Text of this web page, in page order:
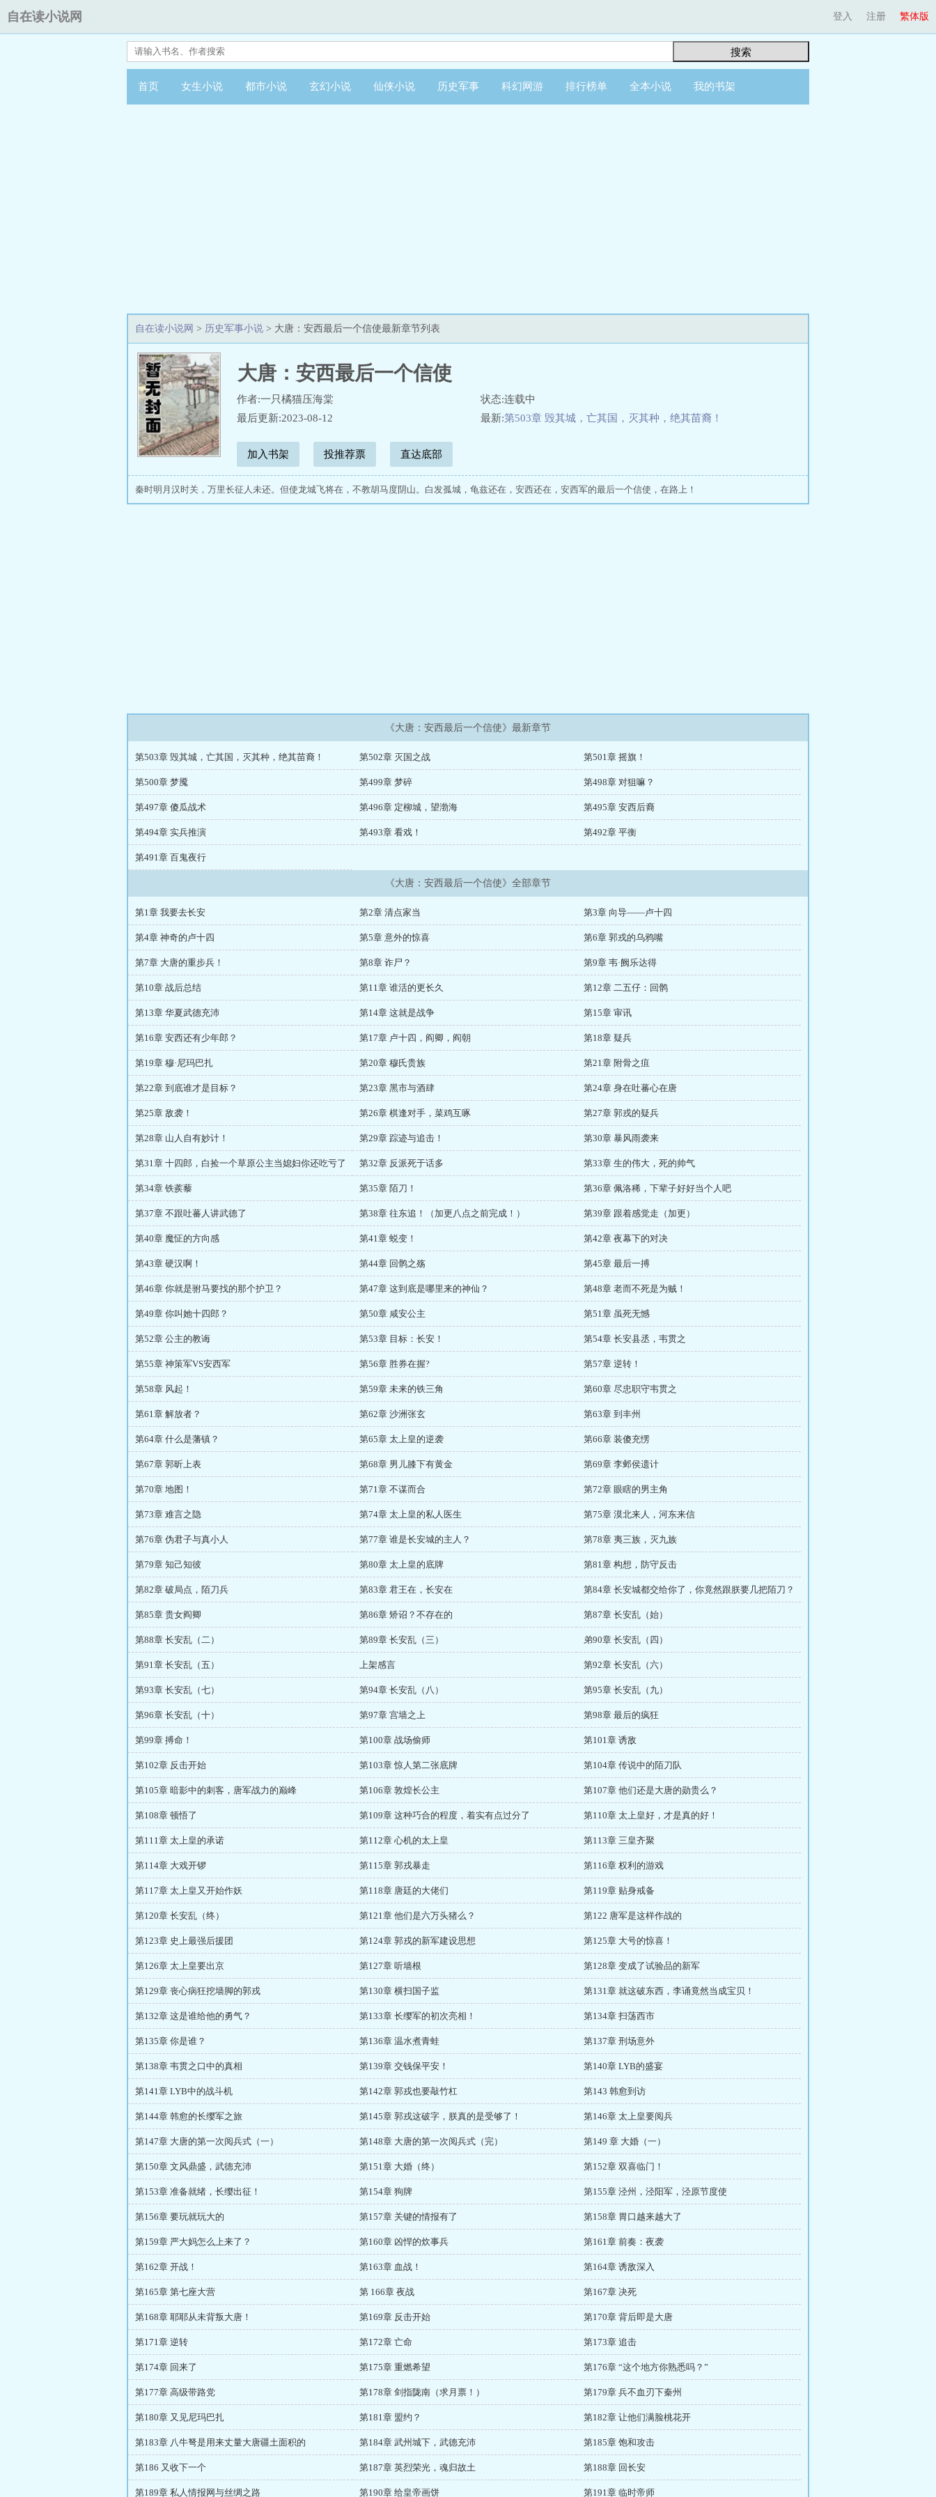
自在读小说网 繁体版
登入 注册
搜索
首页 女生小说 都市小说 玄幻小说 仙侠小说 历史军事 科幻网游 排行榜单 全本小说 我的书架
自在读小说网 > 历史军事小说 > 大唐：安西最后一个信使最新章节列表
大唐：安西最后一个信使
作者:一只橘猫压海棠
状态:连载中
最后更新:2023-08-12
最新:第503章 毁其城，亡其国，灭其种，绝其苗裔！
加入书架 投推荐票 直达底部
秦时明月汉时关，万里长征人未还。但使龙城飞将在，不教胡马度阴山。白发孤城，龟兹还在，安西还在，安西军的最后一个信使，在路上！
《大唐：安西最后一个信使》最新章节
第503章 毁其城，亡其国，灭其种，绝其苗裔！ 第502章 灭国之战 第501章 摇旗！
第500章 梦魇 第499章 梦碎 第498章 对狙嘛？
第497章 傻瓜战术 第496章 定柳城，望渤海 第495章 安西后裔
第494章 实兵推演 第493章 看戏！ 第492章 平衡
第491章 百鬼夜行
《大唐：安西最后一个信使》全部章节
第1章 我要去长安 第2章 清点家当 第3章 向导——卢十四
第4章 神奇的卢十四 第5章 意外的惊喜 第6章 郭戎的乌鸦嘴
第7章 大唐的重步兵！ 第8章 诈尸？ 第9章 韦·阙乐达得
第10章 战后总结 第11章 谁活的更长久 第12章 二五仔：回鹘
第13章 华夏武德充沛 第14章 这就是战争 第15章 审讯
第16章 安西还有少年郎？ 第17章 卢十四，阎卿，阎朝 第18章 疑兵
第19章 穆·尼玛巴扎 第20章 穆氏贵族 第21章 附骨之疽
第22章 到底谁才是目标？ 第23章 黑市与酒肆 第24章 身在吐蕃心在唐
第25章 敌袭！ 第26章 棋逢对手，菜鸡互啄 第27章 郭戎的疑兵
第28章 山人自有妙计！ 第29章 踪迹与追击！ 第30章 暴风雨袭来
第31章 十四郎，白捡一个草原公主当媳妇你还吃亏了
么？
第32章 反派死于话多 第33章 生的伟大，死的帅气
第34章 铁蒺藜 第35章 陌刀！ 第36章 佩洛稀，下辈子好好当个人吧
第37章 不跟吐蕃人讲武德了 第38章 往东追！（加更八点之前完成！） 第39章 跟着感觉走（加更）
第40章 魔怔的方向感 第41章 蜕变！ 第42章 夜幕下的对决
第43章 硬汉啊！ 第44章 回鹘之殇 第45章 最后一搏
第46章 你就是驸马要找的那个护卫？ 第47章 这到底是哪里来的神仙？ 第48章 老而不死是为贼！
第49章 你叫她十四郎？ 第50章 咸安公主 第51章 虽死无憾
第52章 公主的教诲 第53章 目标：长安！ 第54章 长安县丞，韦贯之
第55章 神策军VS安西军 第56章 胜券在握? 第57章 逆转！
第58章 风起！ 第59章 未来的铁三角 第60章 尽忠职守韦贯之
第61章 解放者？ 第62章 沙洲张玄 第63章 到丰州
第64章 什么是藩镇？ 第65章 太上皇的逆袭 第66章 装傻充愣
第67章 郭昕上表 第68章 男儿膝下有黄金 第69章 李邺侯遗计
第70章 地图！ 第71章 不谋而合 第72章 眼瞎的男主角
第73章 难言之隐 第74章 太上皇的私人医生 第75章 漠北来人，河东来信
第76章 伪君子与真小人 第77章 谁是长安城的主人？ 第78章 夷三族，灭九族
第79章 知己知彼 第80章 太上皇的底牌 第81章 构想，防守反击
第82章 破局点，陌刀兵 第83章 君王在，长安在 第84章 长安城都交给你了，你竟然跟朕要几把陌刀？
第85章 贵女阎卿 第86章 矫诏？不存在的 第87章 长安乱（始）
第88章 长安乱（二） 第89章 长安乱（三） 弟90章 长安乱（四）
第91章 长安乱（五） 上架感言 第92章 长安乱（六）
第93章 长安乱（七） 第94章 长安乱（八） 第95章 长安乱（九）
第96章 长安乱（十） 第97章 宫墙之上 第98章 最后的疯狂
第99章 搏命！ 第100章 战场偷师 第101章 诱敌
第102章 反击开始 第103章 惊人第二张底牌 第104章 传说中的陌刀队
第105章 暗影中的刺客，唐军战力的巅峰 第106章 敦煌长公主 第107章 他们还是大唐的勋贵么？
第108章 顿悟了 第109章 这种巧合的程度，着实有点过分了 第110章 太上皇好，才是真的好！
第111章 太上皇的承诺 第112章 心机的太上皇 第113章 三皇齐聚
第114章 大戏开锣 第115章 郭戎暴走 第116章 权利的游戏
第117章 太上皇又开始作妖 第118章 唐廷的大佬们 第119章 贴身戒备
第120章 长安乱（终） 第121章 他们是六万头猪么？ 第122 唐军是这样作战的
第123章 史上最强后援团 第124章 郭戎的新军建设思想 第125章 大号的惊喜！
第126章 太上皇要出京 第127章 听墙根 第128章 变成了试验品的新军
第129章 丧心病狂挖墙脚的郭戎 第130章 横扫国子监 第131章 就这破东西，李诵竟然当成宝贝！
第132章 这是谁给他的勇气？ 第133章 长缨军的初次亮相！ 第134章 扫荡西市
第135章 你是谁？ 第136章 温水煮青蛙 第137章 刑场意外
第138章 韦贯之口中的真相 第139章 交钱保平安！ 第140章 LYB的盛宴
第141章 LYB中的战斗机 第142章 郭戎也要敲竹杠 第143 韩愈到访
第144章 韩愈的长缨军之旅 第145章 郭戎这破字，朕真的是受够了！ 第146章 太上皇要阅兵
第147章 大唐的第一次阅兵式（一） 第148章 大唐的第一次阅兵式（完） 第149 章 大婚（一）
第150章 文风鼎盛，武德充沛 第151章 大婚（终） 第152章 双喜临门！
第153章 准备就绪，长缨出征！ 第154章 狗牌 第155章 泾州，泾阳军，泾原节度使
第156章 要玩就玩大的 第157章 关键的情报有了 第158章 胃口越来越大了
第159章 严大妈怎么上来了？ 第160章 凶悍的炊事兵 第161章 前奏：夜袭
第162章 开战！ 第163章 血战！ 第164章 诱敌深入
第165章 第七座大营 第 166章 夜战 第167章 决死
第168章 耶耶从未背叛大唐！ 第169章 反击开始 第170章 背后即是大唐
第171章 逆转 第172章 亡命 第173章 追击
第174章 回来了 第175章 重燃希望 第176章 “这个地方你熟悉吗？”
第177章 高级带路党 第178章 剑指陇南（求月票！） 第179章 兵不血刃下秦州
第180章 又见尼玛巴扎 第181章 盟约？ 第182章 让他们满脸桃花开
第183章 八牛弩是用来丈量大唐疆土面积的 第184章 武州城下，武德充沛 第185章 饱和攻击
第186 又收下一个 第187章 英烈荣光，魂归故土 第188章 回长安
第189章 私人情报网与丝绸之路 第190章 给皇帝画饼 第191章 临时帝师